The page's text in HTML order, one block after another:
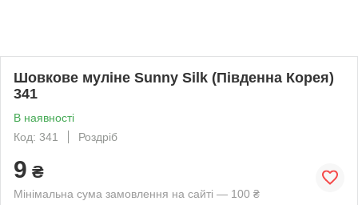
Шовкове муліне Sunny Silk (Південна Корея)
341
В наявності
Код: 341
Роздріб
9 ₴
Мінімальна сума замовлення на сайті — 100 ₴